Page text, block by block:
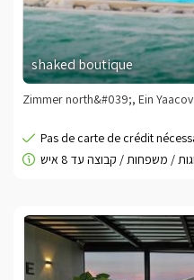
shaked boutique
Zimmer north&#039;, Ein Yaacov